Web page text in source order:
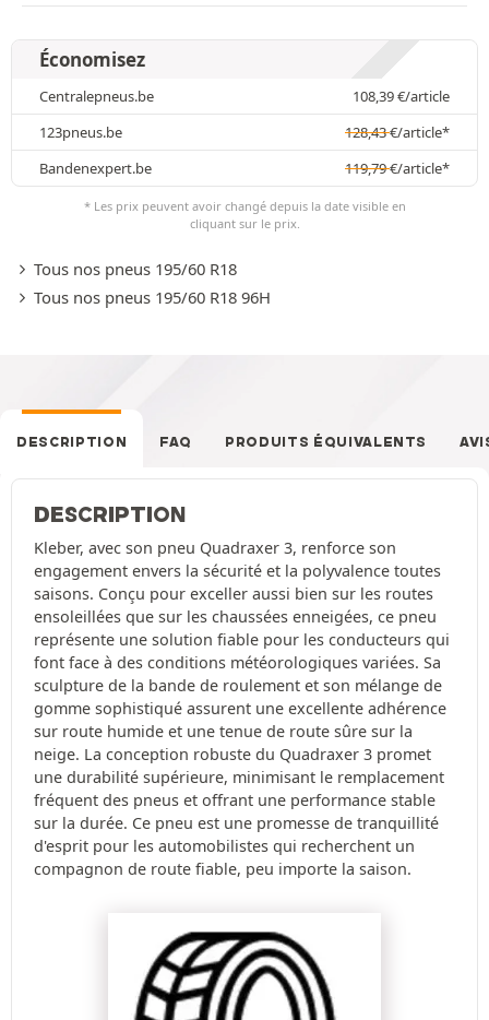
Économisez
Centralepneus.be 108,39€/article
123pneus.be
128,43€/article*
Bandenexpert.be
119,79€/article*
* Les prix peuvent avoir changé depuis la date visible en
cliquant sur le prix.
Tous nos pneus 195/60 R18
Tous nos pneus 195/60 R18 96H
DESCRIPTION FAQ PRODUITS ÉQUIVALENTS
DESCRIPTION
Kleber, avec son pneu Quadraxer 3, renforce son
engagement envers la sécurité et la polyvalence toutes
saisons. Conçu pour exceller aussi bien sur les routes
ensoleillées que sur les chaussées enneigées, ce pneu
représente une solution fiable pour les conducteurs qui
font face à des conditions météorologiques variées. Sa
sculpture de la bande de roulement et son mélange de
gomme sophistiqué assurent une excellente adhérence
sur route humide et une tenue de route sûre sur la
neige. La conception robuste du Quadraxer 3 promet
une durabilité supérieure, minimisant le remplacement
fréquent des pneus et offrant une performance stable
sur la durée. Ce pneu est une promesse de tranquillité
d'esprit pour les automobilistes qui recherchent un
compagnon de route fiable, peu importe la saison.